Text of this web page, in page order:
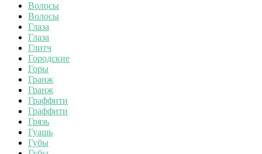
Волосы
Волосы
Глаза
Глаза
Глитч
Городские
Горы
Гранж
Гранж
Граффити
Граффити
Грязь
Гуашь
Губы